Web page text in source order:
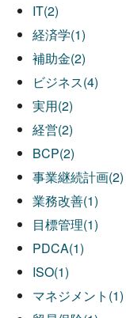
IT(2)
経済学(1)
補助金(2)
ビジネス(4)
実用(2)
経営(2)
BCP(2)
事業継続計画(2)
業務改善(1)
目標管理(1)
PDCA(1)
ISO(1)
マネジメント(1)